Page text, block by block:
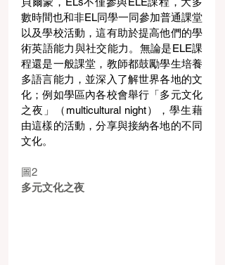
數時間也和非EL同學一同參加普通課堂
以及學校活動，這有助於提高他們的學
術英語能力與社交能力。無論是ELE課
程還是一般課堂，教師都鼓勵學生培養
多語言能力，並深入了解世界各地的文
化；例如學區內各校會舉行「多元文化
之夜」（multicultural night），學生藉
由這樣的活動，分享與接納各地的不同
文化。
圖2
多元文化之夜